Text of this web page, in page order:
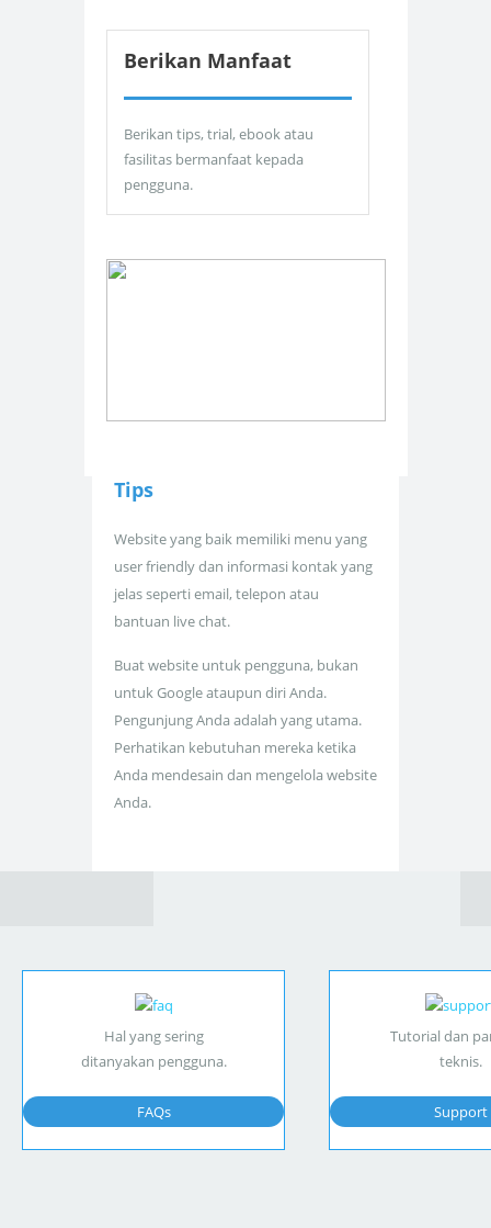
Berikan Manfaat
Berikan tips, trial, ebook atau
fasilitas bermanfaat kepada
pengguna.
Tips
Website yang baik memiliki menu yang
user friendly dan informasi kontak yang
jelas seperti email, telepon atau
bantuan live chat.
Buat website untuk pengguna, bukan
untuk Google ataupun diri Anda.
Pengunjung Anda adalah yang utama.
Perhatikan kebutuhan mereka ketika
Anda mendesain dan mengelola website
Anda.
Hal yang sering
ditanyakan pengguna.
FAQs
Tutorial dan
teknis.
Support